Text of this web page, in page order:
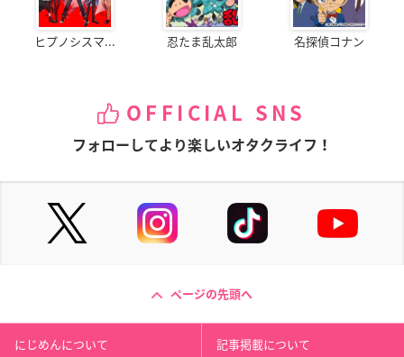
ヒプノシスマ... 忍たま乱太郎 名探偵コナン
OFFICIAL SNS
フォローしてより楽しいオタクライフ！
ページの先頭へ
にじめんについて 記事掲載について